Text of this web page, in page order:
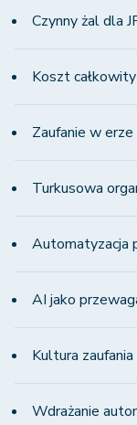
Czynny żal dla
Koszt
Zaufanie w
Turkusowa
Automatyzacja
AI jako
Kultura
Wdrażanie